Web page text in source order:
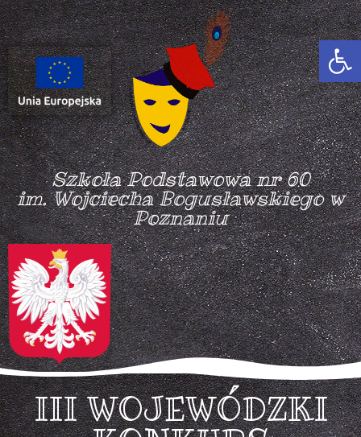
Szkoła Podstawowa nr 60
im. Wojciecha Bogusławskiego w
Poznaniu
III WOJEWÓDZKI